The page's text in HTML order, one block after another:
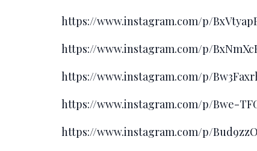
https://www.instagram.com/p/
https://www.instagram.com/p/
https://www.instagram.com/p/
https://www.instagram.com/p/Bwe-
https://www.instagram.com/p/